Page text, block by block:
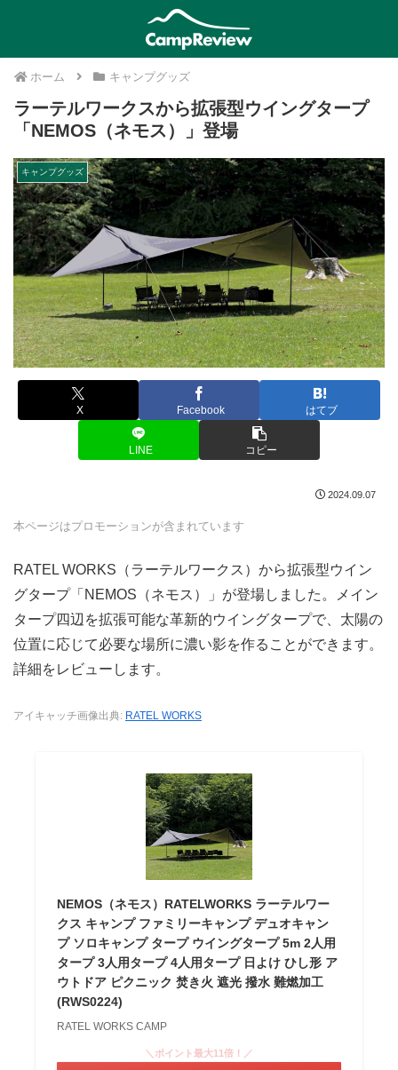
ホーム キャンプグッズ
ラーテルワークスから拡張型ウイングタープ
「NEMOS（ネモス）」登場
キャンプグッズ
X Facebook はてブ
LINE コピー
2024.09.07
本ページはプロモーションが含まれています
RATEL WORKS（ラーテルワークス）から拡張型ウイン
グタープ「NEMOS（ネモス）」が登場しました。メイン
タープ四辺を拡張可能な革新的ウイングタープで、太陽の
位置に応じて必要な場所に濃い影を作ることができます。
詳細をレビューします。
アイキャッチ画像出典: RATEL WORKS
NEMOS（ネモス）RATELWORKS ラーテルワー
クス キャンプ ファミリーキャンプ デュオキャン
プ ソロキャンプ タープ ウイングタープ 5m 2人用
タープ 3人用タープ 4人用タープ 日よけ ひし形 ア
ウトドア ピクニック 焚き火 遮光 撥水 難燃加工
(RWS0224)
RATEL WORKS CAMP
＼ポイント最大11倍！／